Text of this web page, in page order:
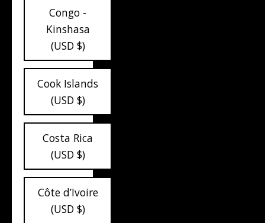
Congo -
Kinshasa
(USD $)
Cook Islands
(USD $)
Costa Rica
(USD $)
Côte d’Ivoire
(USD $)